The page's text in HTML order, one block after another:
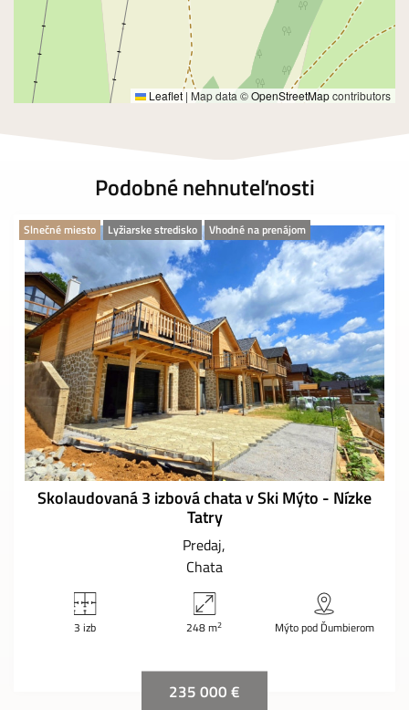
Leaflet | Map data ©OpenStreetMapcontributors
Podobné nehnuteľnosti
Slnečné miesto Lyžiarske stredisko Vhodné na prenájom
Skolaudovaná 3 izbová chata v Ski Mýto - Nízke
Tatry
Predaj
Chata
3 izb 248 m2 Mýto pod Ďumbierom
235 000 €